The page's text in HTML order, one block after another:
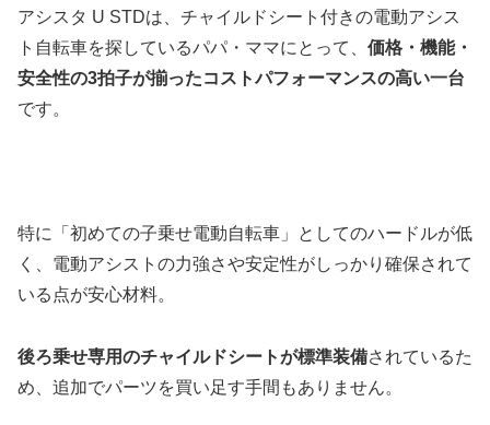
アシスタ U STDは、チャイルドシート付きの電動アシス
ト自転車を探しているパパ・ママにとって、 価格・機能・
安全性の3拍子が揃ったコストパフォーマンスの高い一台
です。
特に「初めての子乗せ電動自転車」としてのハードルが低
く、電動アシストの力強さや安定性がしっかり確保されて
いる点が安心材料。
後ろ乗せ専用のチャイルドシートが標準装備されているた
め、追加でパーツを買い足す手間もありません。